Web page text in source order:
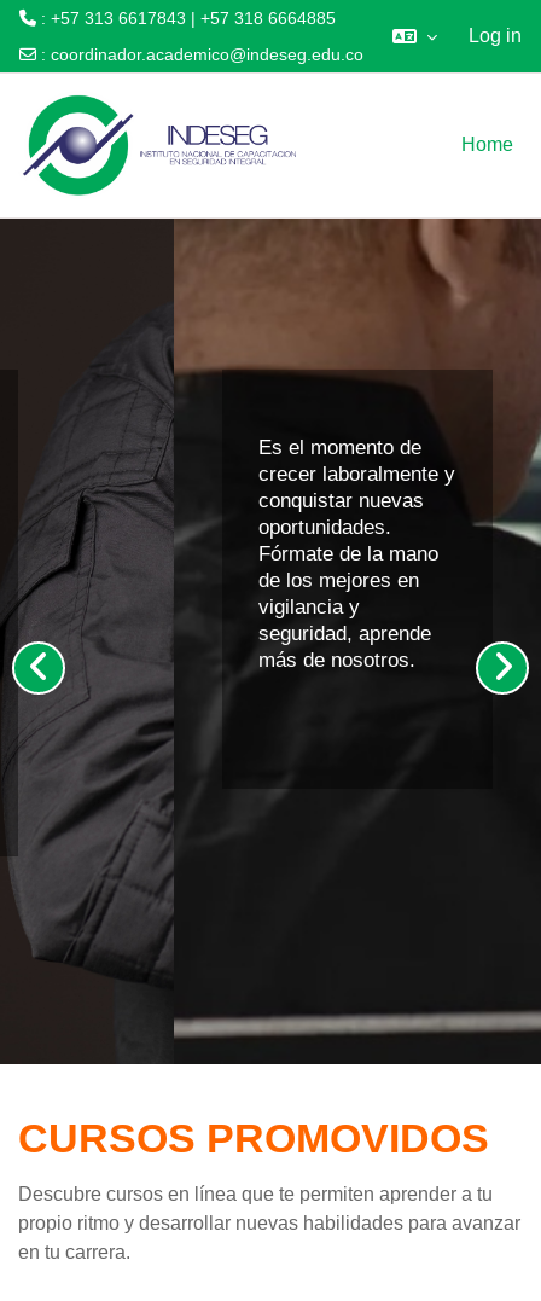
: +57 313 6617843 | +57 318 6664885
: coordinador.academico@indeseg.edu.co
Log in
Home
Es el momento de
crecer laboralmente y
conquistar nuevas
oportunidades.
Fórmate de la mano
de los mejores en
vigilancia y
seguridad, aprende
más de nosotros.
CURSOS PROMOVIDOS
Descubre cursos en línea que te permiten aprender a tu
propio ritmo y desarrollar nuevas habilidades para avanzar
en tu carrera.